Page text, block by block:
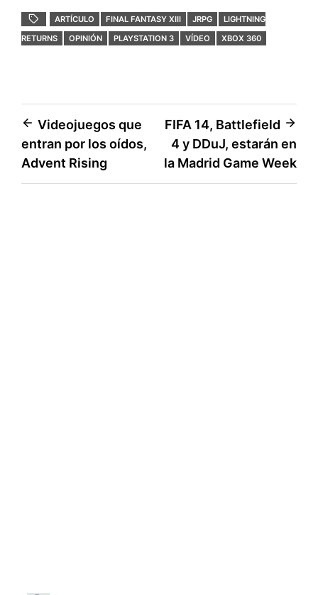
e
o
k
t
r
t
p
p
k
p
t
i
r
ARTÍCULO FINAL FANTASY XIII JRPG
LIGHTNING
RETURNS
OPINIÓN PLAYSTATION 3 VÍDEO XBOX 360
Navegación
de
entradas
Videojuegos que
entran por los oídos,
Advent Rising
FIFA 14, Battlefield
4 y DDuJ, estarán en
la Madrid Game Week